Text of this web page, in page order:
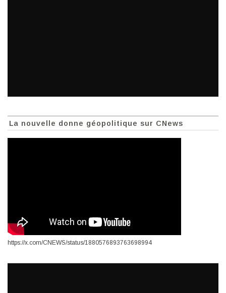
La nouvelle donne géopolitique sur CNews
https://x.com/CNEWS/status/1880576893763698994